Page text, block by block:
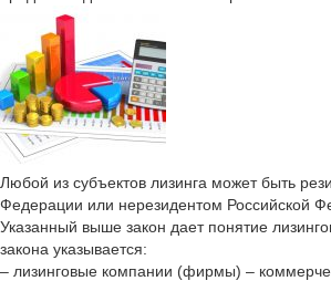
Любой из субъектов лизинга может быть
Федерации или нерезидентом Российской
Указанный выше закон дает понятие
закона указывается:
– лизинговые компании (фирмы) –